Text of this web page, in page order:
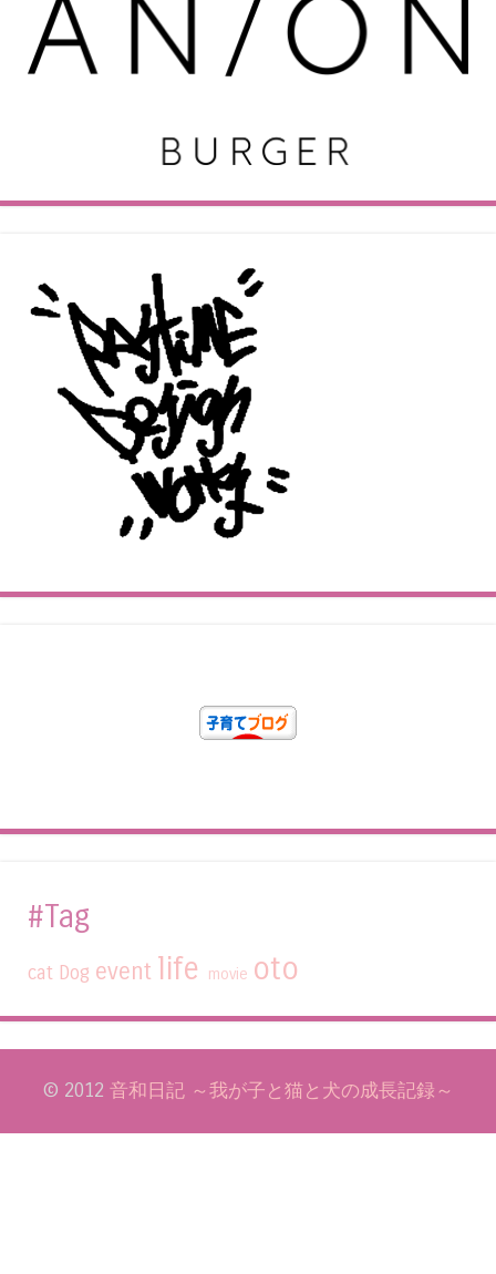
#Tag
cat Dog event life movie oto
© 2012 音和日記 ～我が子と猫と犬の成長記録～